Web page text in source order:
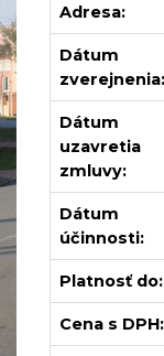
Adresa:
Dátum
zverejnenia:
Dátum
uzavretia
zmluvy:
Dátum
účinnosti:
Platnosť do:
Cena s DPH: